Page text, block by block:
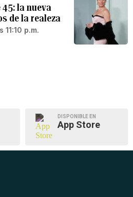
45: la nueva
de la realeza
p.m.
DISPONIBLE EN
App Store